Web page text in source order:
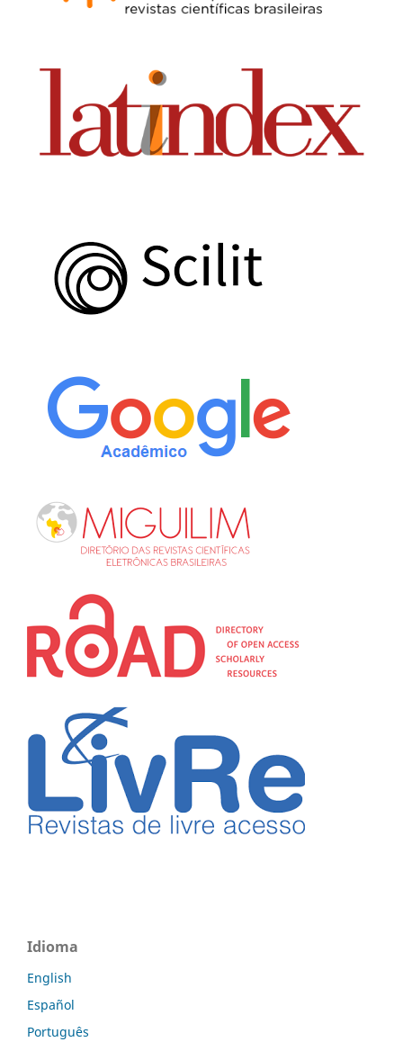
Idioma
English
Español
Português